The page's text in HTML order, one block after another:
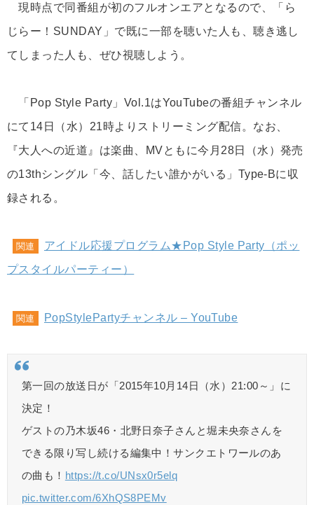
現時点で同番組が初のフルオンエアとなるので、「ら
じらー！SUNDAY」で既に一部を聴いた人も、聴き逃し
てしまった人も、ぜひ視聴しよう。
「Pop Style Party」Vol.1はYouTubeの番組チャンネル
にて14日（水）21時よりストリーミング配信。なお、
『大人への近道』は楽曲、MVともに今月28日（水）発売
の13thシングル「今、話したい誰かがいる」Type-Bに収
録される。
関連
アイドル応援プログラム★Pop Style Party（ポッ
プスタイルパーティー）
関連 PopStylePartyチャンネル – YouTube
第一回の放送日が「2015年10月14日（水）21:00～」に
決定！
ゲストの乃木坂46・北野日奈子さんと堀未央奈さんを
できる限り写し続ける編集中！サンクエトワールのあ
の曲も！ https://t.co/UNsx0r5elq
pic.twitter.com/6XhQS8PEMv